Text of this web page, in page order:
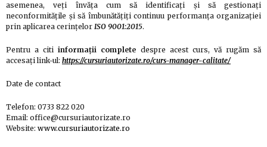
asemenea, veți învăța cum să identificați și să gestionați
neconformitățile și să îmbunătățiți continuu performanța organizației
prin aplicarea cerințelor ISO 9001:2015.
Pentru a citiinformații complete despre acest curs, vă rugăm să
accesați link-ul: https://cursuriautorizate.ro/curs-manager-calitate/
Date de contact
Telefon: 0733 822 020
Email: office@cursuriautorizate.ro
Website: www.cursuriautorizate.ro